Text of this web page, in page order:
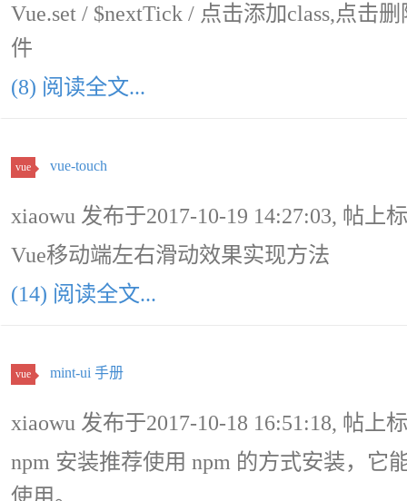
Vue.set / $nextTick / 点击添加class,点击
件
(8) 阅读全文...
vue vue-touch
xiaowu 发布于2017-10-19 14:27:03, 帖上
Vue移动端左右滑动效果实现方法
(14) 阅读全文...
vue mint-ui 手册
xiaowu 发布于2017-10-18 16:51:18, 帖上
npm 安装推荐使用 npm 的方式安装，它
使用。